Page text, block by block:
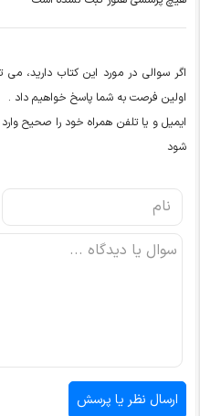
اگر سوالی در مورد این کتاب دارید،
اولین فرصت به شما پاسخ خواهیم داد .
ایمیل و یا تلفن همراه خود را صحیح
شود